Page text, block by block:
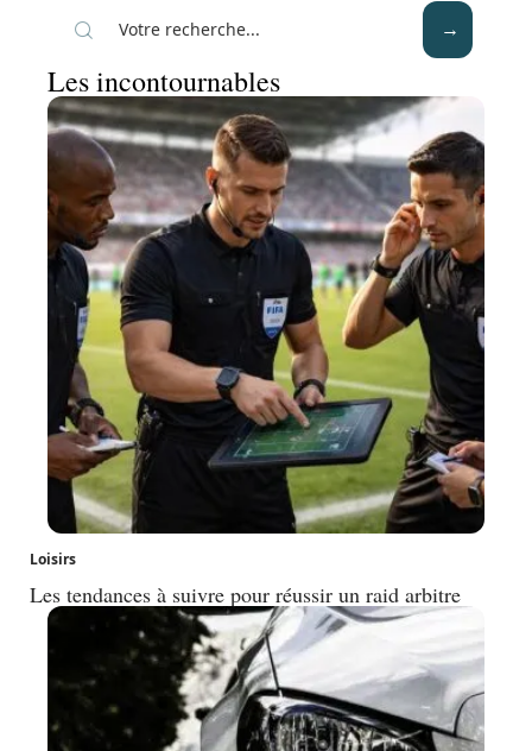
Les incontournables
Loisirs
Les tendances à suivre pour réussir un raid arbitre